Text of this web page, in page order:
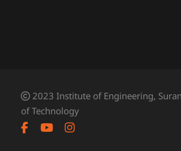
2023 Institute of Engineering,
of Technology